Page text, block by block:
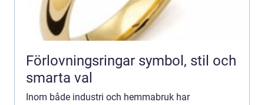
Förlovningsringar symbol, stil och
smarta val
Inom både industri och hemmabruk har